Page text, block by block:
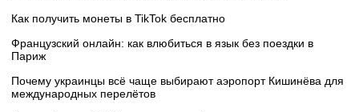
Как получить монеты в TikTok бесплатно
Французский онлайн: как влюбиться в язык без поездки в
Париж
Почему украинцы всё чаще выбирают аэропорт Кишинёва для
международных перелётов